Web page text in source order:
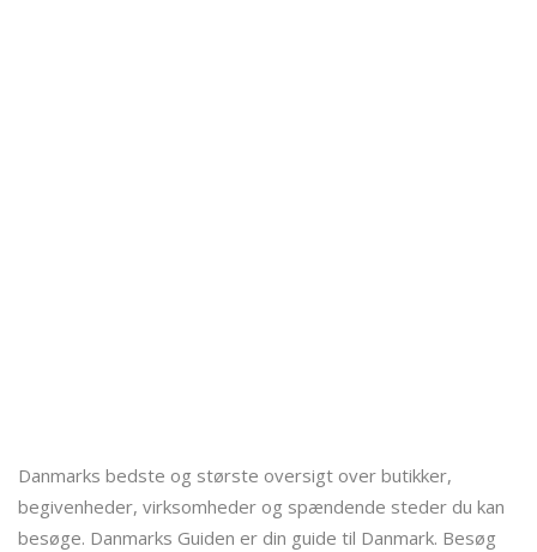
Danmarks bedste og største oversigt over butikker,
begivenheder, virksomheder og spændende steder du kan
besøge. Danmarks Guiden er din guide til Danmark. Besøg